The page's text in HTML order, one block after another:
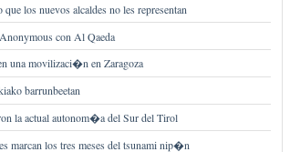
los nuevos alcaldes no les representan
con Al Qaeda
una movilizaci�n en Zaragoza
barrunbeetan
la actual autonom�a del Sur del Tirol
marcan los tres meses del tsunami nip�n